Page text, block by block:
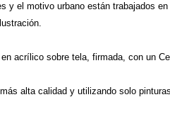
y el motivo urbano están trabajados
acrílico sobre tela, firmada, con un
alta calidad y utilizando solo